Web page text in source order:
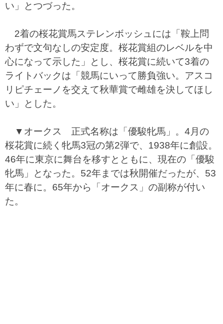
い」とつづった。
2着の桜花賞馬ステレンボッシュには「鞍上問
わずで文句なしの安定度。桜花賞組のレベルを中
心になって示した」とし、桜花賞に続いて3着の
ライトバックは「競馬にいって勝負強い。アスコ
リピチェーノを交えて秋華賞で雌雄を決してほし
い」とした。
▼オークス 正式名称は「優駿牝馬」。4月の
桜花賞に続く牝馬3冠の第2弾で、1938年に創設。
46年に東京に舞台を移すとともに、現在の「優駿
牝馬」となった。52年までは秋開催だったが、53
年に春に。65年から「オークス」の副称が付い
た。